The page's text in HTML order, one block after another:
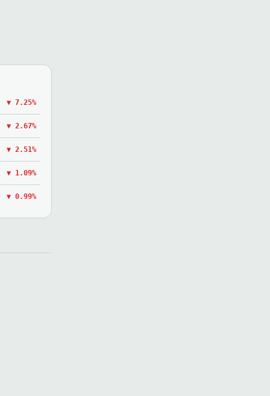
▼ 7.25%
▼ 2.67%
▼ 2.51%
▼ 1.09%
▼ 0.99%